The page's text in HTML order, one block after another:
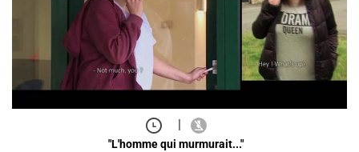
|
"L'homme qui murmurait..."